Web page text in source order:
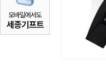
모바일에서도
세종기프트